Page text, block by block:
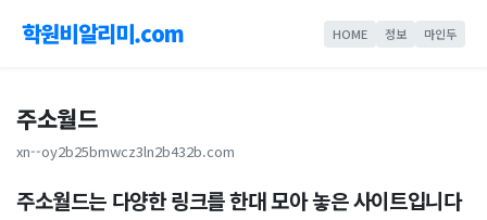
학원비알리미.com HOME 정보 마인두
주소월드
xn--oy2b25bmwcz3ln2b432b.com
주소월드는 다양한 링크를 한대 모아 놓은 사이트입니다